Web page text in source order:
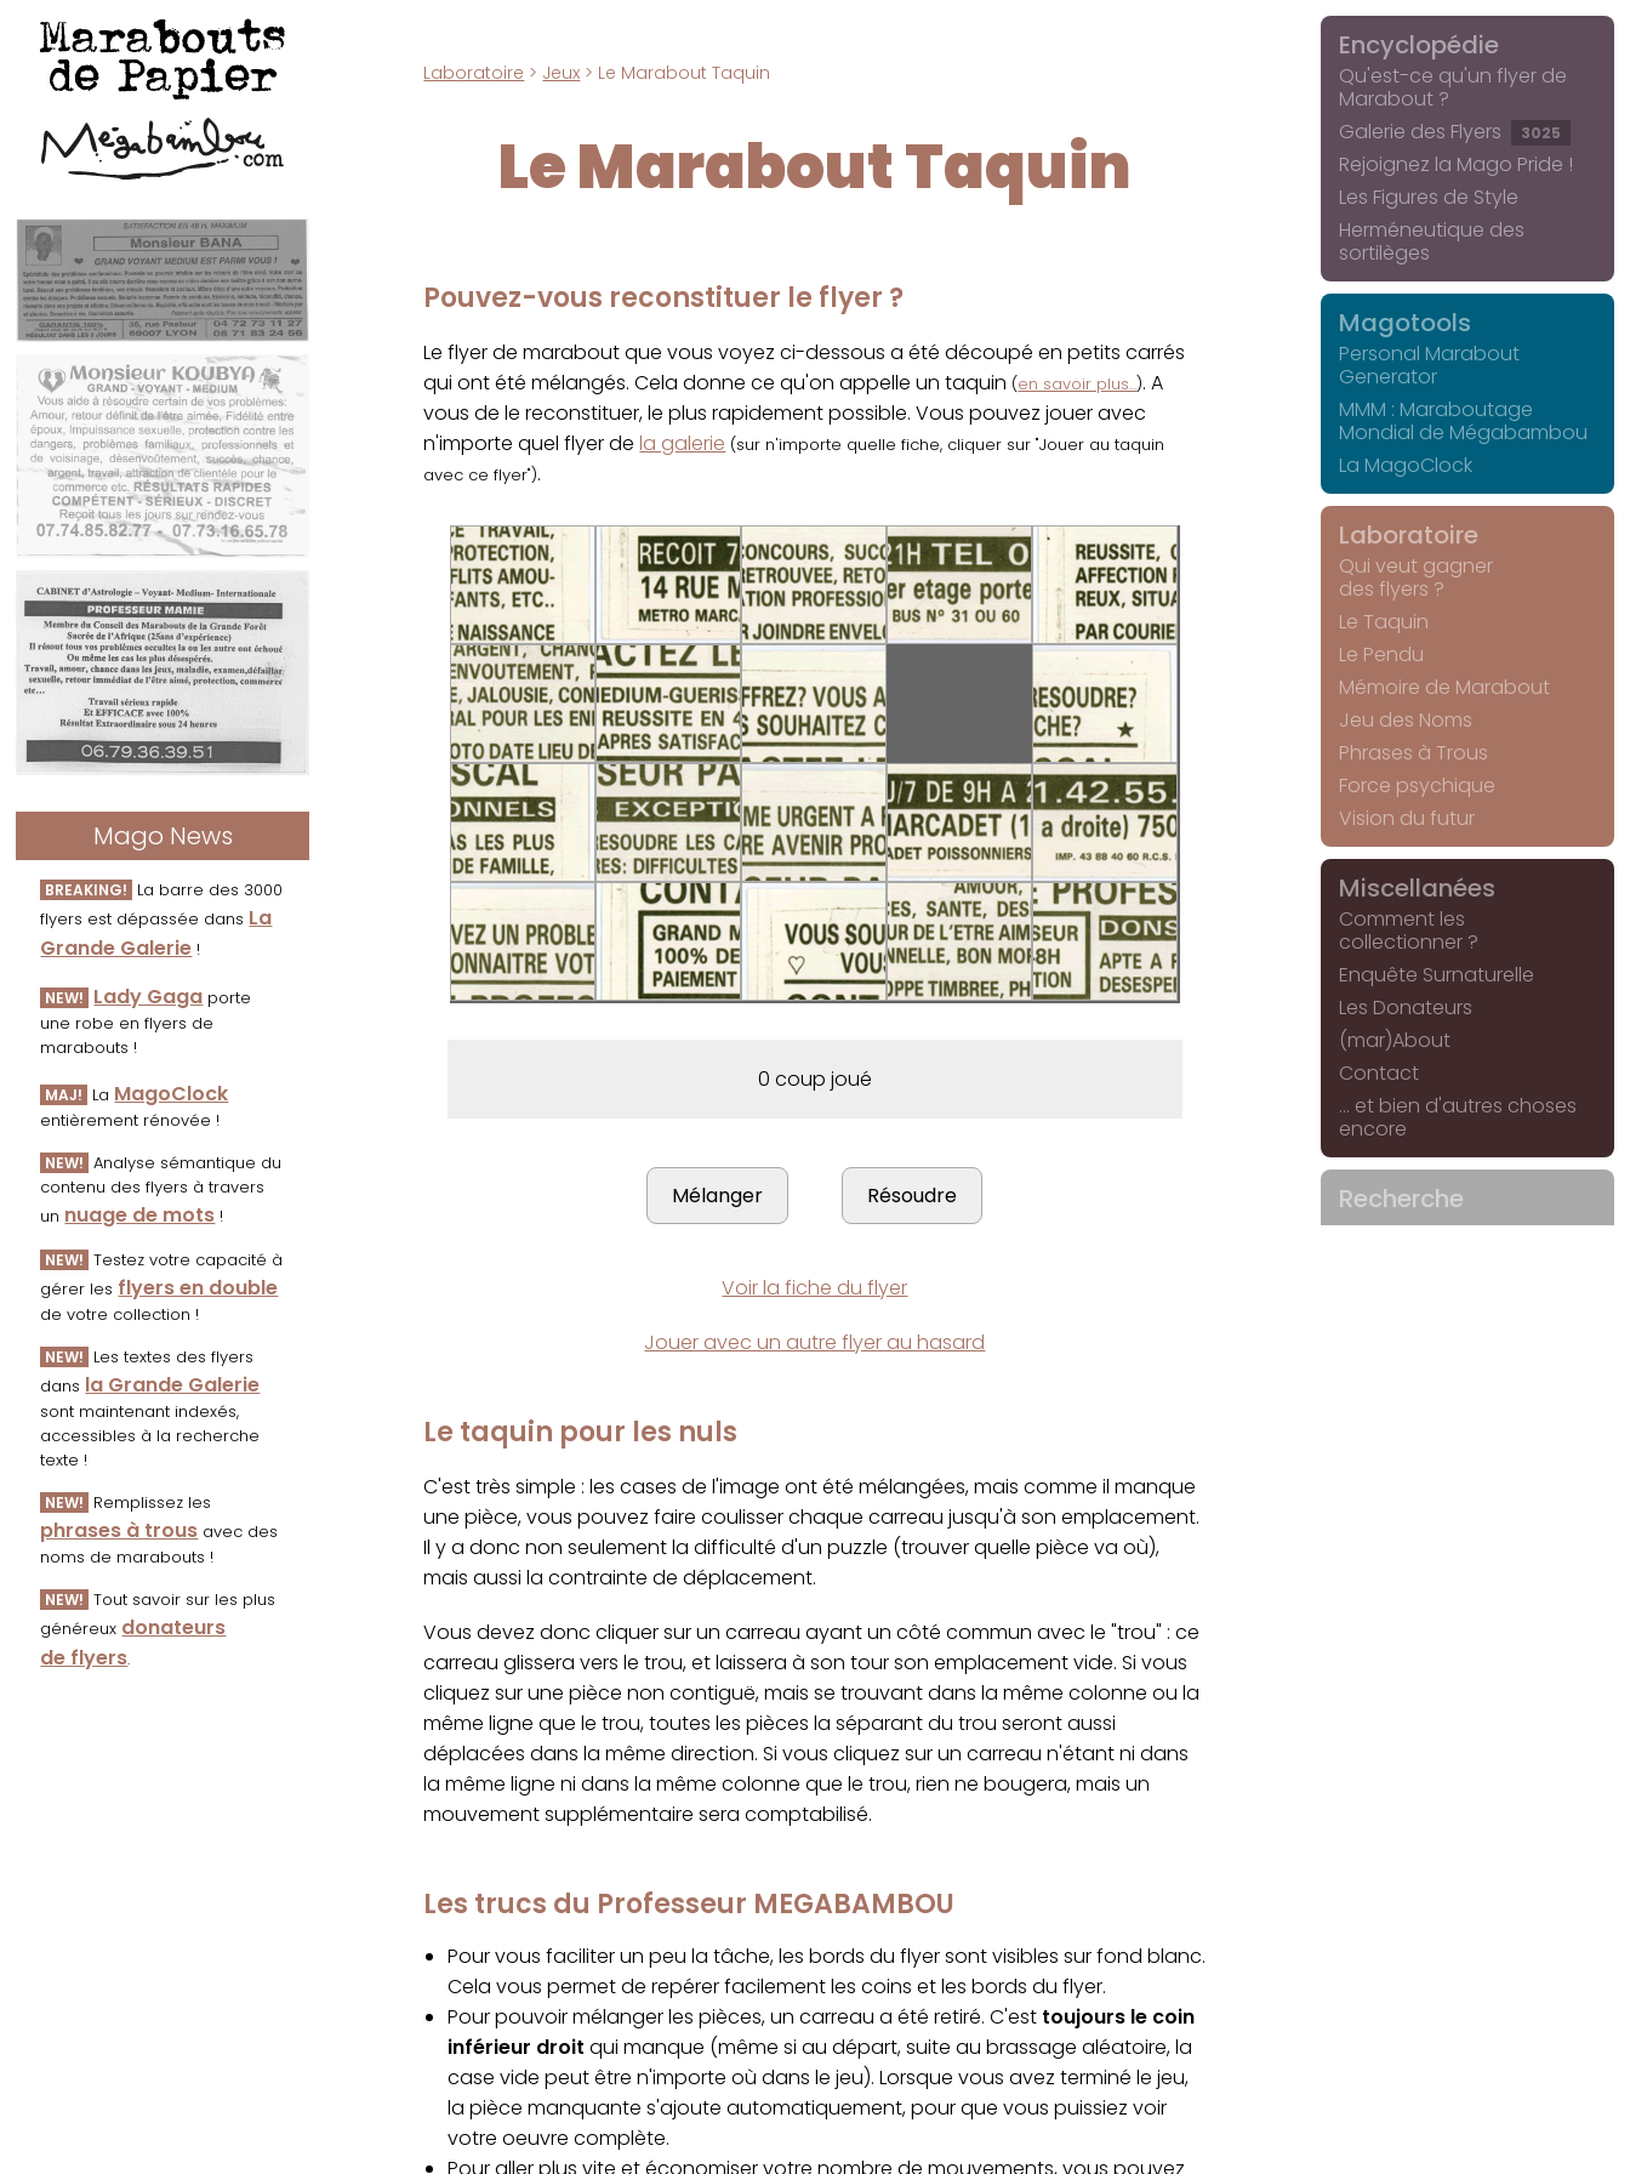
Marabouts
de Papier
Mago News
BREAKING! La barre des 3000
flyers est dépassée dans La
Grande Galerie !
NEW! Lady Gaga porte
une robe en flyers de
marabouts !
MAJ! La MagoClock
entièrement rénovée !
NEW! Analyse sémantique du
contenu des flyers à travers
un nuage de mots !
NEW! Testez votre capacité à
gérer les flyers en double
de votre collection !
NEW! Les textes des flyers
dans la Grande Galerie
sont maintenant indexés,
accessibles à la recherche
texte !
NEW! Remplissez les
phrases à trous avec des
noms de marabouts !
NEW! Tout savoir sur les plus
généreux donateurs
de flyers.
Laboratoire > Jeux > Le Marabout Taquin
Le Marabout Taquin
Pouvez-vous reconstituer le flyer ?
Le flyer de marabout que vous voyez ci-dessous a été découpé en petits carrés
qui ont été mélangés. Cela donne ce qu'on appelle un taquin (en savoir plus...). A
vous de le reconstituer, le plus rapidement possible. Vous pouvez jouer avec
n'importe quel flyer dela galerie (sur n'importe quelle fiche, cliquer sur "Jouer au taquin
avec ce flyer").
0 coup joué
Voir la fiche du flyer
Jouer avec un autre flyer au hasard
Le taquin pour les nuls
C'est très simple : les cases de l'image ont été mélangées, mais comme il manque
une pièce, vous pouvez faire coulisser chaque carreau jusqu'à son emplacement.
Il y a donc non seulement la difficulté d'un puzzle (trouver quelle pièce va où),
mais aussi la contrainte de déplacement.
Vous devez donc cliquer sur un carreau ayant un côté commun avec le "trou" : ce
carreau glissera vers le trou, et laissera à son tour son emplacement vide. Si vous
cliquez sur une pièce non contiguë, mais se trouvant dans la même colonne ou la
même ligne que le trou, toutes les pièces la séparant du trou seront aussi
déplacées dans la même direction. Si vous cliquez sur un carreau n'étant ni dans
la même ligne ni dans la même colonne que le trou, rien ne bougera, mais un
mouvement supplémentaire sera comptabilisé.
Les trucs du Professeur MEGABAMBOU
Pour vous faciliter un peu la tâche, les bords du flyer sont visibles sur fond blanc.
Cela vous permet de repérer facilement les coins et les bords du flyer.
Pour pouvoir mélanger les pièces, un carreau a été retiré. C'est toujours le coin
inférieur droit qui manque (même si au départ, suite au brassage aléatoire, la
case vide peut être n'importe où dans le jeu). Lorsque vous avez terminé le jeu,
la pièce manquante s'ajoute automatiquement, pour que vous puissiez voir
votre oeuvre complète.
Encyclopédie
Qu'est-ce qu'un flyer de
Marabout ?
Galerie des Flyers
3025
Rejoignez la Mago Pride !
Les Figures de Style
Herméneutique des
sortilèges
Magotools
Personal Marabout
Generator
MMM : Maraboutage
Mondial de Mégabambou
La MagoClock
Laboratoire
Qui veut gagner
des flyers ?
Le Taquin
Le Pendu
Mémoire de Marabout
Jeu des Noms
Phrases à Trous
Force psychique
Vision du futur
Miscellanées
Comment les
collectionner ?
Enquête Surnaturelle
Les Donateurs
(mar)About
Contact
... et bien d'autres choses
encore
Recherche